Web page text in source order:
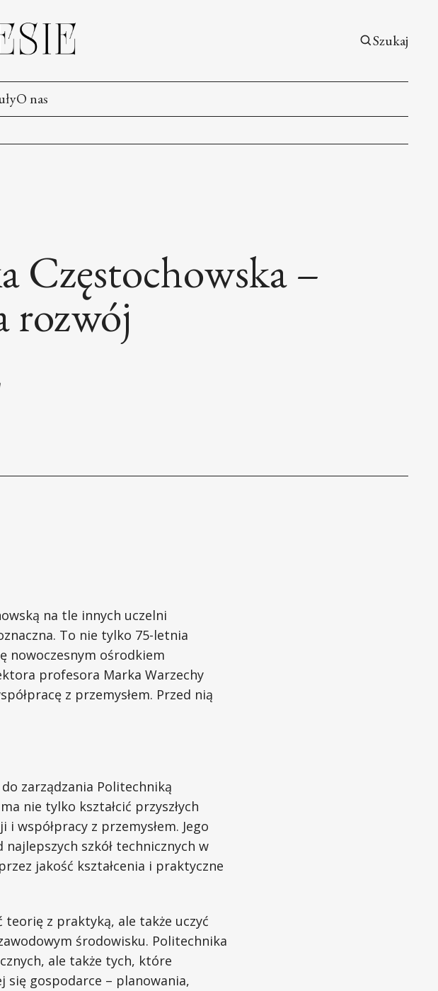
Szukaj
O nas
Częstochowska –
rozwój
na tle innych uczelni
To nie tylko 75-letnia
nowoczesnym ośrodkiem
profesora Marka Warzechy
z przemysłem. Przed nią
zarządzania Politechniką
nie tylko kształcić przyszłych
współpracy z przemysłem. Jego
szkół technicznych w
jakość kształcenia i praktyczne
teorię z praktyką, ale także uczyć
środowisku. Politechnika
ale także tych, które
się gospodarce – planowania,